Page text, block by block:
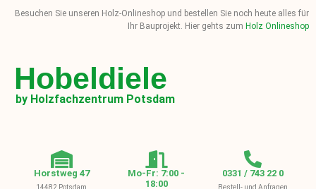
Besuchen Sie unseren Holz-Onlineshop und bestellen Sie noch heute alles für
Ihr Bauprojekt. Hier gehts zum Holz Onlineshop
Hobeldiele
by Holzfachzentrum Potsdam
Horstweg 47
Mo-Fr: 7:00 -
18:00
0331 / 743 22 0